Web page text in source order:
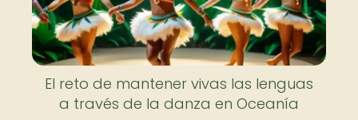
El reto de mantener vivas las lenguas
a través de la danza en Oceanía